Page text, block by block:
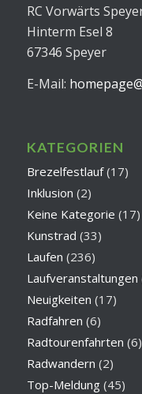
RC Vorwärts
Hinterm Esel 8
67346 Speyer
E-Mail:
KATEGORIEN
Brezelfestlauf(17)
Inklusion (2)
Keine Kategorie (17)
Kunstrad (33)
Laufen (236)
Laufveranstaltungen
Neuigkeiten (17)
Radfahren (6)
Radtourenfahrten (6)
Radwandern (2)
Top-Meldung(45)